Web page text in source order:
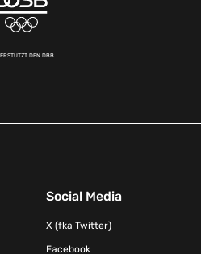
DEN DBB
Social Media
X (fka Twitter)
Facebook